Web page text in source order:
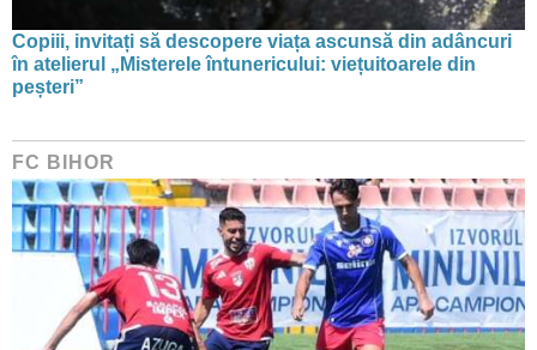
Copiii, invitați să descopere viața ascunsă din adâncuri
în atelierul „Misterele întunericului: viețuitoarele din
peșteri”
FC BIHOR